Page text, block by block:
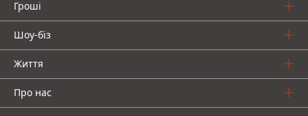
Гроші
Шоу-біз
Життя
Про нас